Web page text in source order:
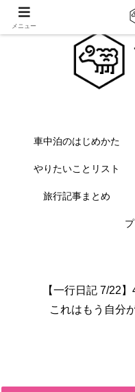
車中泊のはじめかた
やりたいことリスト
旅行記事まとめ
【一行日記 7/22
これはもう自分
メニュー